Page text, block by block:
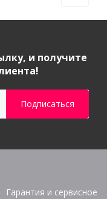
и получите
Гарантия и сервисное